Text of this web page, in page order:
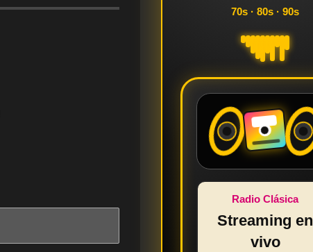
70s · 80s · 90s
Radio Clásica
Streaming en
vivo